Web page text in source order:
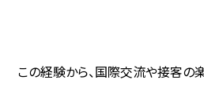
この経験から、国際交流や接客の